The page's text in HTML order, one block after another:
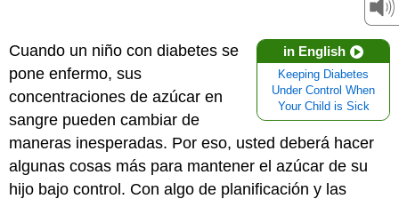
in English
Keeping Diabetes
Under Control When
Your Child is Sick
Cuando un niño con diabetes se
pone enfermo, sus
concentraciones de azúcar en
sangre pueden cambiar de
maneras inesperadas. Por eso, usted deberá hacer
algunas cosas más para mantener el azúcar de su
hijo bajo control. Con algo de planificación y las